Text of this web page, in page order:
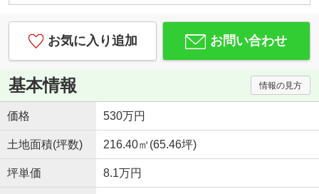
◇はじめての住宅購入、まずはご相談からいかがで
すか？◇
初めてなので「分からないことが分からない」と思
います。
例えば、物件価格の他にかかる費用っていくら？な
どすぐにご説明いたします。
勉強しながら、納得して後悔しない！賢い家探し。
一組のお客様にじっくり向き合っています。
『入りやすくて、相談しやすい』そんなお店作りを
心がけております♪
お気に入り追加 お問い合わせ
基本情報 情報の見方
価格 530万円
土地面積(坪数) 216.40㎡(65.46坪)
坪単価 8.1万円